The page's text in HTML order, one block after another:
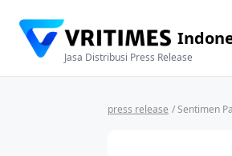
Jasa Distribusi Press Release
press release